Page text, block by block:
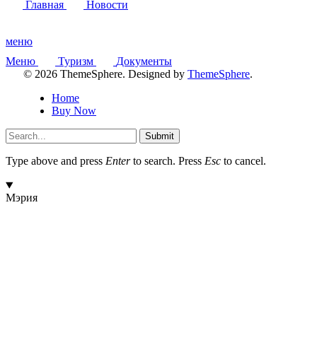
Главная Новости
меню
Меню
Туризм
Документы
© 2026 ThemeSphere. Designed by ThemeSphere.
Home
Buy Now
Submit
Type above and press Enterto search. Press Esc to cancel.
Мэрия